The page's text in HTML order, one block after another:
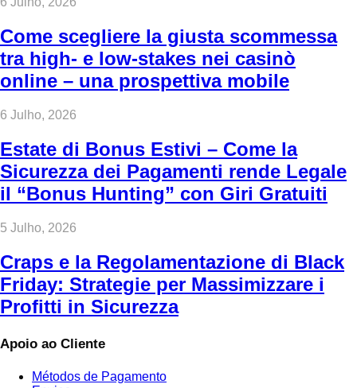
Come scegliere la giusta scommessa
tra high‑ e low‑stakes nei casinò
online – una prospettiva mobile
6 Julho, 2026
Estate di Bonus Estivi – Come la
Sicurezza dei Pagamenti rende Legale
il “Bonus Hunting” con Giri Gratuiti
5 Julho, 2026
Craps e la Regolamentazione di Black
Friday: Strategie per Massimizzare i
Profitti in Sicurezza
Apoio ao Cliente
Métodos de Pagamento